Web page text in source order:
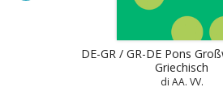
DE-GR / GR-DE Pons
Griechisch
di AA. VV.